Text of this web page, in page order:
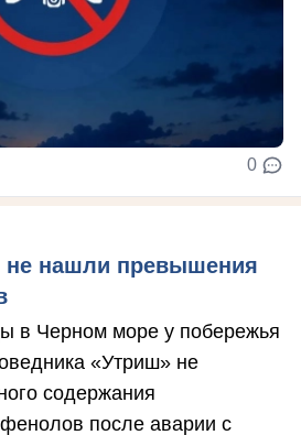
0
нашли превышения
в Черном море у побережья
«Утриш» не
содержания
после аварии с